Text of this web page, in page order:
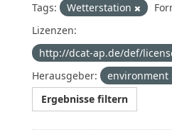
Tags: Wetterstation
Lizenzen:
http://dcat-ap.de/def/
Herausgeber:
environment
Ergebnisse filtern